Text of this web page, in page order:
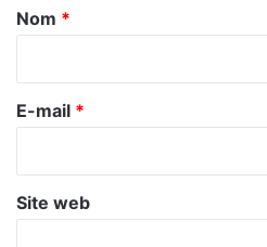
a
r
e
Nom *
E-mail *
Site web